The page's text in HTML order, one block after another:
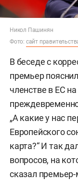
Никол Пашинян
Фото: сайт
В беседе с
премьер
членстве в ЕС
„А какие у нас
Европейского
карта?“ И так
вопросов, на
сказал